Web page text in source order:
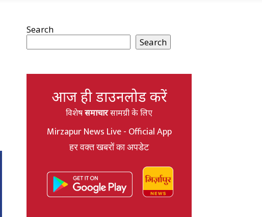
Search
Search
आज ही डाउनलोड करें
विशेषसमाचारसामग्री के लिए
Mirzapur News Live - Official App
हर वक्त खबरों का अपडेट